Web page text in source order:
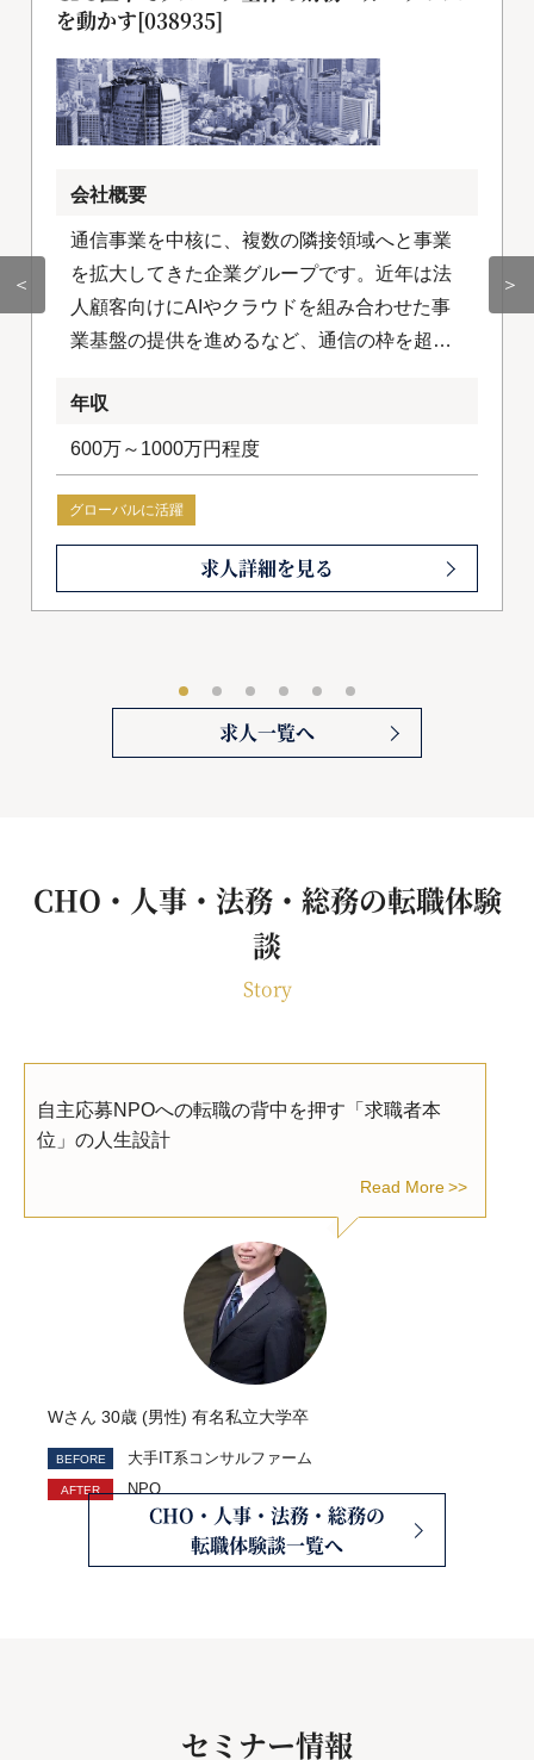
＜
を動かす[038935]
会社概要
通信事業を中核に、複数の隣接領域へと事業
を拡大してきた企業グループです。近年は法
人顧客向けにAIやクラウドを組み合わせた事
業基盤の提供を進めるなど、通信の枠を超え
ます。国内にとどまらず海外事業にも積極的
に取り組み、グループ全体でグローバルな成
長戦略を描いています。
年収
600万～1000万円程度
グローバルに活躍
求人詳細を見る
＞
求人一覧へ
CHO・人事・法務・総務の転職体験
談
Story
自主応募NPOへの転職の背中を押す「求職者本
位」の人生設計
Read More
Wさん 30歳 (男性) 有名私立大学卒
大手IT系コンサルファーム
NPO
CHO・人事・法務・総務の
転職体験談一覧へ
セミナー情報